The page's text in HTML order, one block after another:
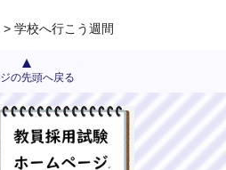
> 学校へ行こう週間
の先頭へ戻る